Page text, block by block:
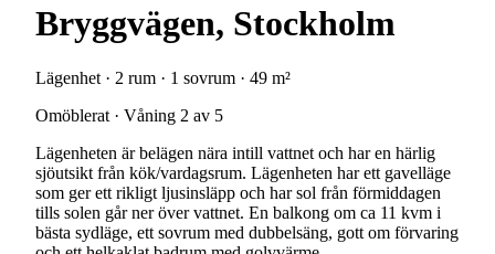
Bryggvägen, Stockholm
Lägenhet · 2 rum · 1 sovrum · 49 m²
Omöblerat · Våning 2 av 5
Lägenheten är belägen nära intill vattnet och har en härlig
sjöutsikt från kök/vardagsrum. Lägenheten har ett gavelläge
som ger ett rikligt ljusinsläpp och har sol från förmiddagen
tills solen går ner över vattnet. En balkong om ca 11 kvm i
bästa sydläge, ett sovrum med dubbelsäng, gott om förvaring